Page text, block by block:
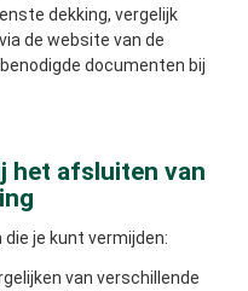
dekking, vergelijk
de website van de
documenten bij
het afsluiten van
je kunt vermijden:
van verschillende